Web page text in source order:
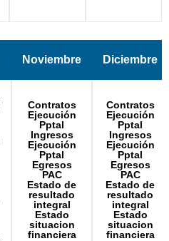
Noviembre Diciembre
Contratos
Ejecución
Pptal
Ingresos
Ejecución
Pptal
Egresos
PAC
Estado de
resultado
integral
Estado
situacion
financiera
Contratos
Ejecución
Pptal
Ingresos
Ejecución
Pptal
Egresos
PAC
Estado de
resultado
integral
Estado
situacion
financiera